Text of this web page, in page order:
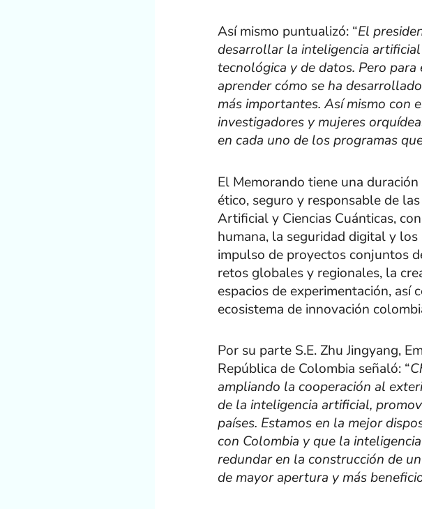
Así mismo puntualizó: “El
desarrollar la inteligencia
tecnológica y de datos. Pero
aprender cómo se ha
más importantes. Así mismo con
investigadores y mujeres
en cada uno de los programas
El Memorando tiene una
ético, seguro y responsable de
Artificial y Ciencias Cuánticas,
humana, la seguridad digital y
impulso de proyectos conjuntos
retos globales y regionales, la
espacios de experimentación, así
ecosistema de innovación
Por su parte S.E. Zhu Jingyang,
República de Colombia señaló: “
ampliando la cooperación al
de la inteligencia artificial,
países. Estamos en la mejor
con Colombia y que la
redundar en la construcción de
de mayor apertura y más